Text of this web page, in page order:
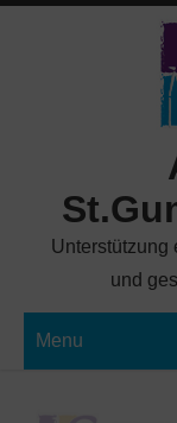
Unterstützung
und
Menu